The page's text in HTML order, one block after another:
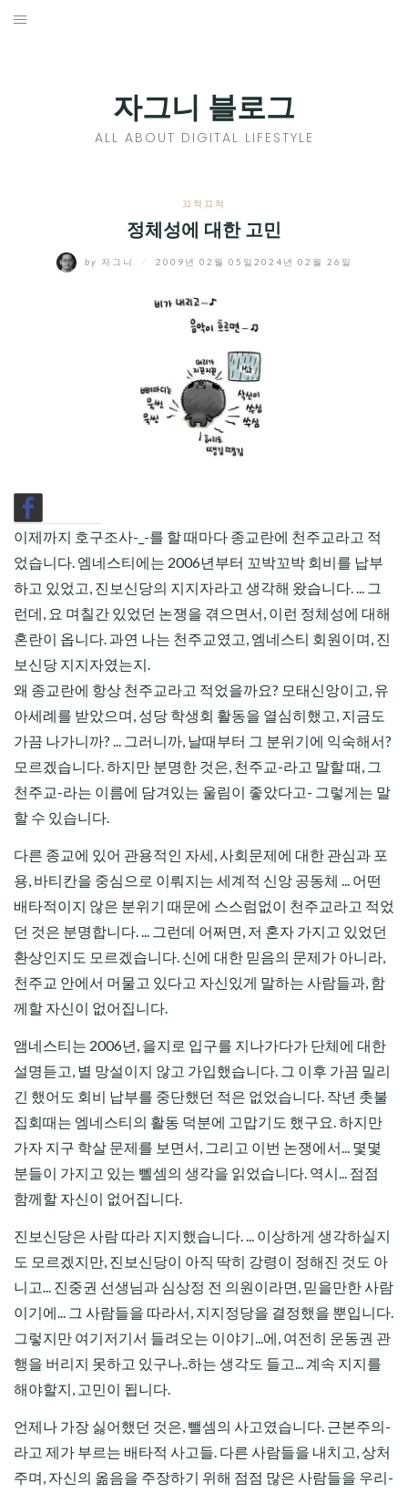
Skip
자그니 블로그
ALL ABOUT DIGITAL LIFESTYLE
끄적끄적
정체성에 대한 고민
by 자그니 2009년 02월 05일 2024년 02월 26일
이제까지 호구조사-_-를 할 때마다 종교란에 천주교라고 적
었습니다. 엠네스티에는 2006년부터 꼬박꼬박 회비를 납부
하고 있었고, 진보신당의 지지자라고 생각해 왔습니다. ... 그
런데, 요 며칠간 있었던 논쟁을 겪으면서, 이런 정체성에 대해
혼란이 옵니다. 과연 나는 천주교였고, 엠네스티 회원이며, 진
보신당 지지자였는지.
왜 종교란에 항상 천주교라고 적었을까요? 모태신앙이고, 유
아세례를 받았으며, 성당 학생회 활동을 열심히했고, 지금도
가끔 나가니까? ... 그러니까, 날때부터 그 분위기에 익숙해서?
모르겠습니다. 하지만 분명한 것은, 천주교-라고 말할 때, 그
천주교-라는 이름에 담겨있는 울림이 좋았다고- 그렇게는 말
할 수 있습니다.
다른 종교에 있어 관용적인 자세, 사회문제에 대한 관심과 포
용, 바티칸을 중심으로 이뤄지는 세계적 신앙 공동체 ... 어떤
배타적이지 않은 분위기 때문에 스스럼없이 천주교라고 적었
던 것은 분명합니다. ... 그런데 어쩌면, 저 혼자 가지고 있었던
환상인지도 모르겠습니다. 신에 대한 믿음의 문제가 아니라,
천주교 안에서 머물고 있다고 자신있게 말하는 사람들과, 함
께할 자신이 없어집니다.
앰네스티는 2006년, 을지로 입구를 지나가다가 단체에 대한
설명듣고, 별 망설이지 않고 가입했습니다. 그 이후 가끔 밀리
긴 했어도 회비 납부를 중단했던 적은 없었습니다. 작년 촛불
집회때는 엠네스티의 활동 덕분에 고맙기도 했구요. 하지만
가자 지구 학살 문제를 보면서, 그리고 이번 논쟁에서... 몇몇
분들이 가지고 있는 뻴셈의 생각을 읽었습니다. 역시... 점점
함께할 자신이 없어집니다.
진보신당은 사람 따라 지지했습니다. ... 이상하게 생각하실지
도 모르겠지만, 진보신당이 아직 딱히 강령이 정해진 것도 아
니고... 진중권 선생님과 심상정 전 의원이라면, 믿을만한 사람
이기에... 그 사람들을 따라서, 지지정당을 결정했을 뿐입니다.
그렇지만 여기저기서 들려오는 이야기...에, 여전히 운동권 관
행을 버리지 못하고 있구나..하는 생각도 들고... 계속 지지를
해야할지, 고민이 됩니다.
언제나 가장 싫어했던 것은, 뺄셈의 사고였습니다. 근본주의-
라고 제가 부르는 배타적 사고들. 다른 사람들을 내치고, 상처
주며, 자신의 옮음을 주장하기 위해 점점 많은 사람들을 우리-
CHILD
MENU
디지털라이프
CHILD
MENU
EXPAND
CHILD
MENU
EXPAND
CHILD